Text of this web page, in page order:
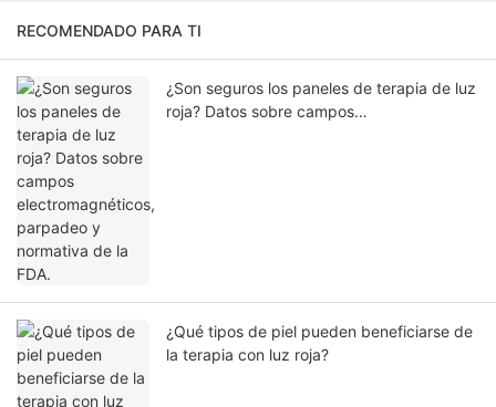
RECOMENDADO PARA TI
¿Son seguros los paneles de terapia de luz
roja? Datos sobre campos
¿Qué tipos de piel pueden beneficiarse de
la terapia con luz roja?